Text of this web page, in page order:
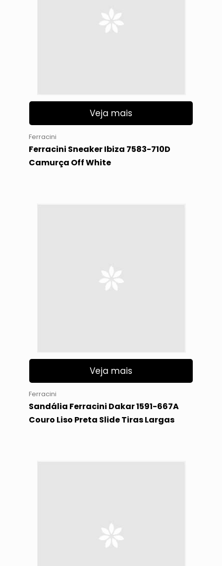
Veja mais
Ferracini
Ferracini Sneaker Ibiza 7583-710D
Camurça Off White
Veja mais
Ferracini
Sandália Ferracini Dakar 1591-667A
Couro Liso Preta Slide Tiras Largas